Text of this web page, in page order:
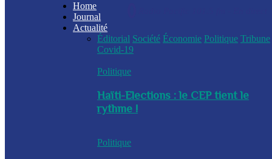
Home
Journal
Actualité
Éditorial Société Économie Politique Tribune
Covid-19
Politique
Haïti-Elections : le CEP tient le
rythme !
Politique